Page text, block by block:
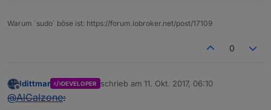
Warum `sudo` böse ist: https://forum.iobroker.net/post/17109
0
Offline
ldittmar DEVELOPER schrieb am 11. Okt. 2017, 06:10
zuletzt editiert von
@AlCalzone: